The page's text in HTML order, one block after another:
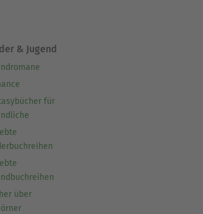
& Jugend
für
über